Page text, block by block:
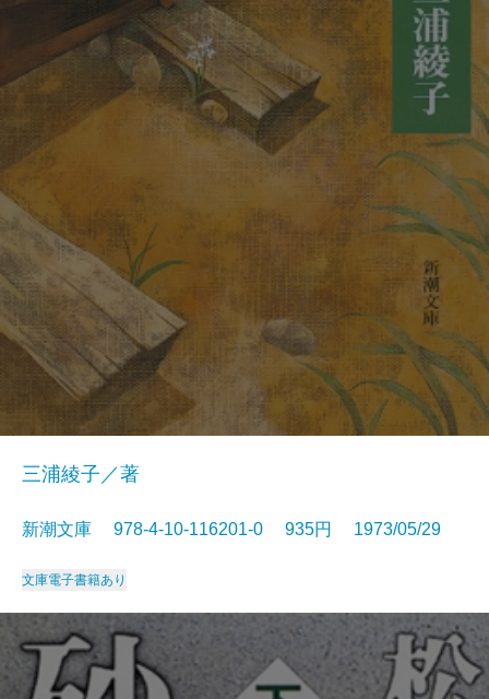
三浦綾子／著
新潮文庫 978-4-10-116201-0 935円 1973/05/29
文庫電子書籍あり